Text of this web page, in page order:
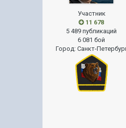
Участник
11 678
5 489 публикаций
6 081 бой
Город: Санкт-